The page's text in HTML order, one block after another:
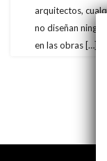
arquitectos,
no diseñan
en las obras […]